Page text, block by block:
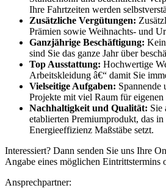
Ihre Fahrtzeiten werden
Zusätzliche Vergütungen:
Prämien sowie Weihnachts- und
Ganzjährige Beschäftigung:
sind Sie das ganze Jahr über
Top Ausstattung: Hochwertige
Arbeitskleidung â€“ damit Sie
Vielseitige Aufgaben: Spannende
Projekte mit viel Raum für
Nachhaltigkeit und Qualität: Sie
etablierten Premiumprodukt, das
Energieeffizienz Maßstäbe setzt.
Interessiert? Dann senden Sie uns Ihre
Angabe eines möglichen Eintrittstermins
Ansprechpartner: